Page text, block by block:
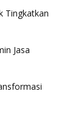
Tingkatkan
Jasa